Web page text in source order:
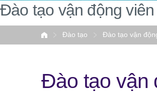
Đào tạo vận động viên
HomeĐào tạo Đào tạo vận
Đào tạo vận